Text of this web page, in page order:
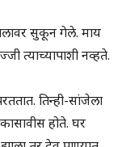
सुकून गेले. माय
त्याच्यापाशी नव्हते.
तिन्ही-सांजेला
होते. घर